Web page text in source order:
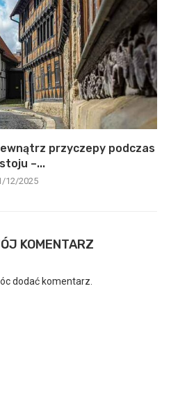
przyczepy podczas
–...
12/2025
KOMENTARZ
dodać komentarz.